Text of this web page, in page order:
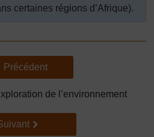
certaines régions d’Afrique).
Précédent
de l’environnement